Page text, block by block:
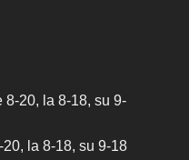
8-20, la 8-18, su 9-
la 8-18, su 9-18